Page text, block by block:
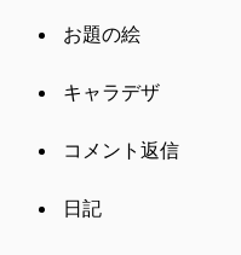
お題の絵
キャラデザ
コメント返信
日記